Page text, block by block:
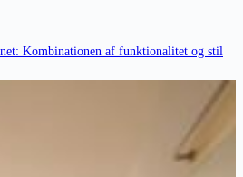
Kombinationen af funktionalitet og stil